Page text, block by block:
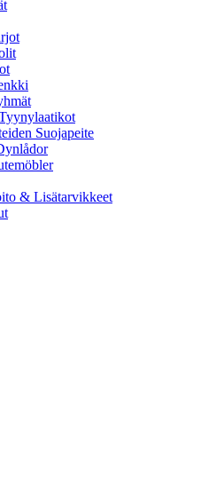
Suojapeite
& Lisätarvikkeet